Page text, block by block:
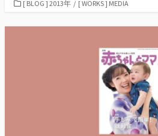
カ
ゴ
[ BLOG ] 2013年 / [ WORKS ] MEDIA